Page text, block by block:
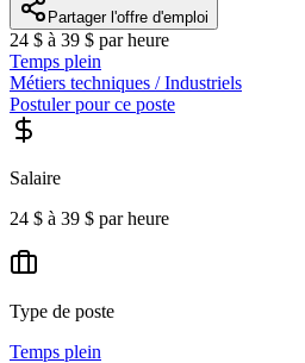
Partager l'offre d'emploi
24 $ à 39 $ par heure
Temps plein
Métiers techniques / Industriels
Postuler pour ce poste
Salaire
24 $ à 39 $ par heure
Type de poste
Temps plein